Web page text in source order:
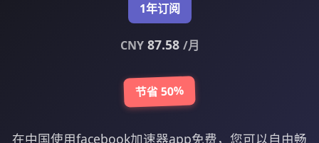
1年订阅
CNY87.58 /月
节省 50%
在中国使用facebook加速器app免费，您可以自由畅